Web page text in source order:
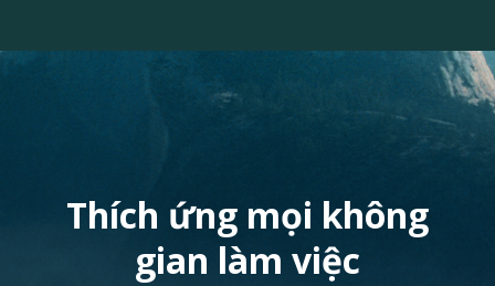
Thích ứng mọi không
gian làm việc